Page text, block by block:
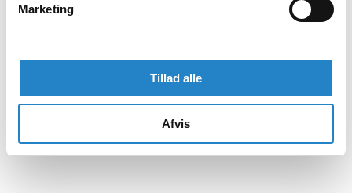
Marketing
Tillad alle
Afvis